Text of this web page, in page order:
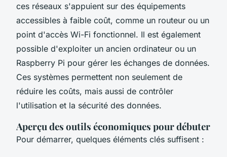
ces réseaux s'appuient sur des équipements
accessibles à faible coût, comme un routeur ou un
point d'accès Wi-Fi fonctionnel. Il est également
possible d'exploiter un ancien ordinateur ou un
Raspberry Pi pour gérer les échanges de données.
Ces systèmes permettent non seulement de
réduire les coûts, mais aussi de contrôler
l'utilisation et la sécurité des données.
Aperçu des outils économiques pour débuter
Pour démarrer, quelques éléments clés suffisent :